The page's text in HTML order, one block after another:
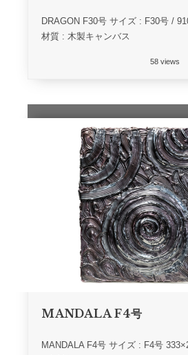
DRAGON F30号 サイズ : F30号 /
材質 : 木製キャンバス
58 views
MANDALA F4号
MANDALA F4号 サイズ : F4号